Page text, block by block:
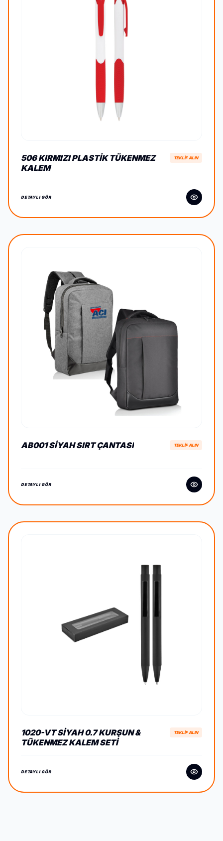
506 KIRMIZI PLASTIK TÜKENMEZ
KALEM
TEKLİF ALIN
DETAYLI GÖR
AB001 SIYAH SIRT ÇANTASI TEKLİF ALIN
DETAYLI GÖR
1020-VT SIYAH 0.7 KURŞUN &
TÜKENMEZ KALEM SETI
TEKLİF ALIN
DETAYLI GÖR